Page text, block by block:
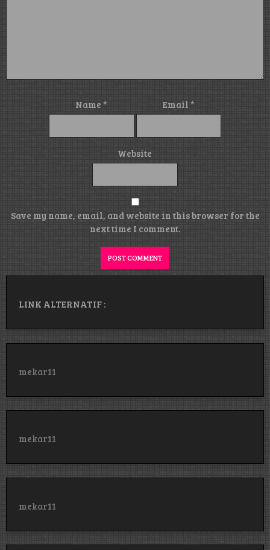
Name* Email *
Website
Save my name, email, and website in this browser for the
next time I comment.
LINK ALTERNATIF :
mekar11
mekar11
mekar11